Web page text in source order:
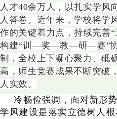
人才40余万人，以扎实学风
人答卷。近年来，学校将学
作的关键着力点，持续完善“
构建“训—奖—教—研—赛”协
制，全校上下凝心聚力、砥
高，师生竞赛成果不断突破
人实效。
冷畅俭强调，面对新形
学风建设是落实立德树人